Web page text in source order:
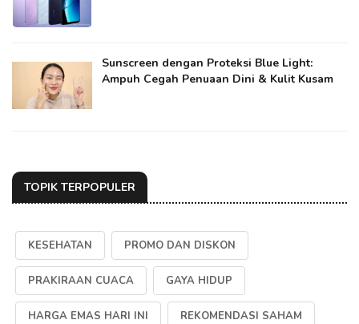
Sunscreen dengan Proteksi Blue Light:
Ampuh Cegah Penuaan Dini & Kulit Kusam
TOPIK TERPOPULER
KESEHATAN PROMO DAN DISKON
PRAKIRAAN CUACA GAYA HIDUP
HARGA EMAS HARI INI REKOMENDASI SAHAM